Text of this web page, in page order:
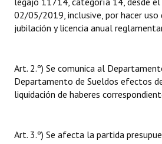
Audiencias Públicas - Registro
Ciudadano Ilustre - Registro
Huéspedes de Honor - Registro
02/05/2019, inclusive, por hacer uso
jubilación y licencia anual
Art. 2.º) Se comunica al
Departamento de Sueldos efectos
liquidación de haberes
Art. 3.º) Se afecta la partida